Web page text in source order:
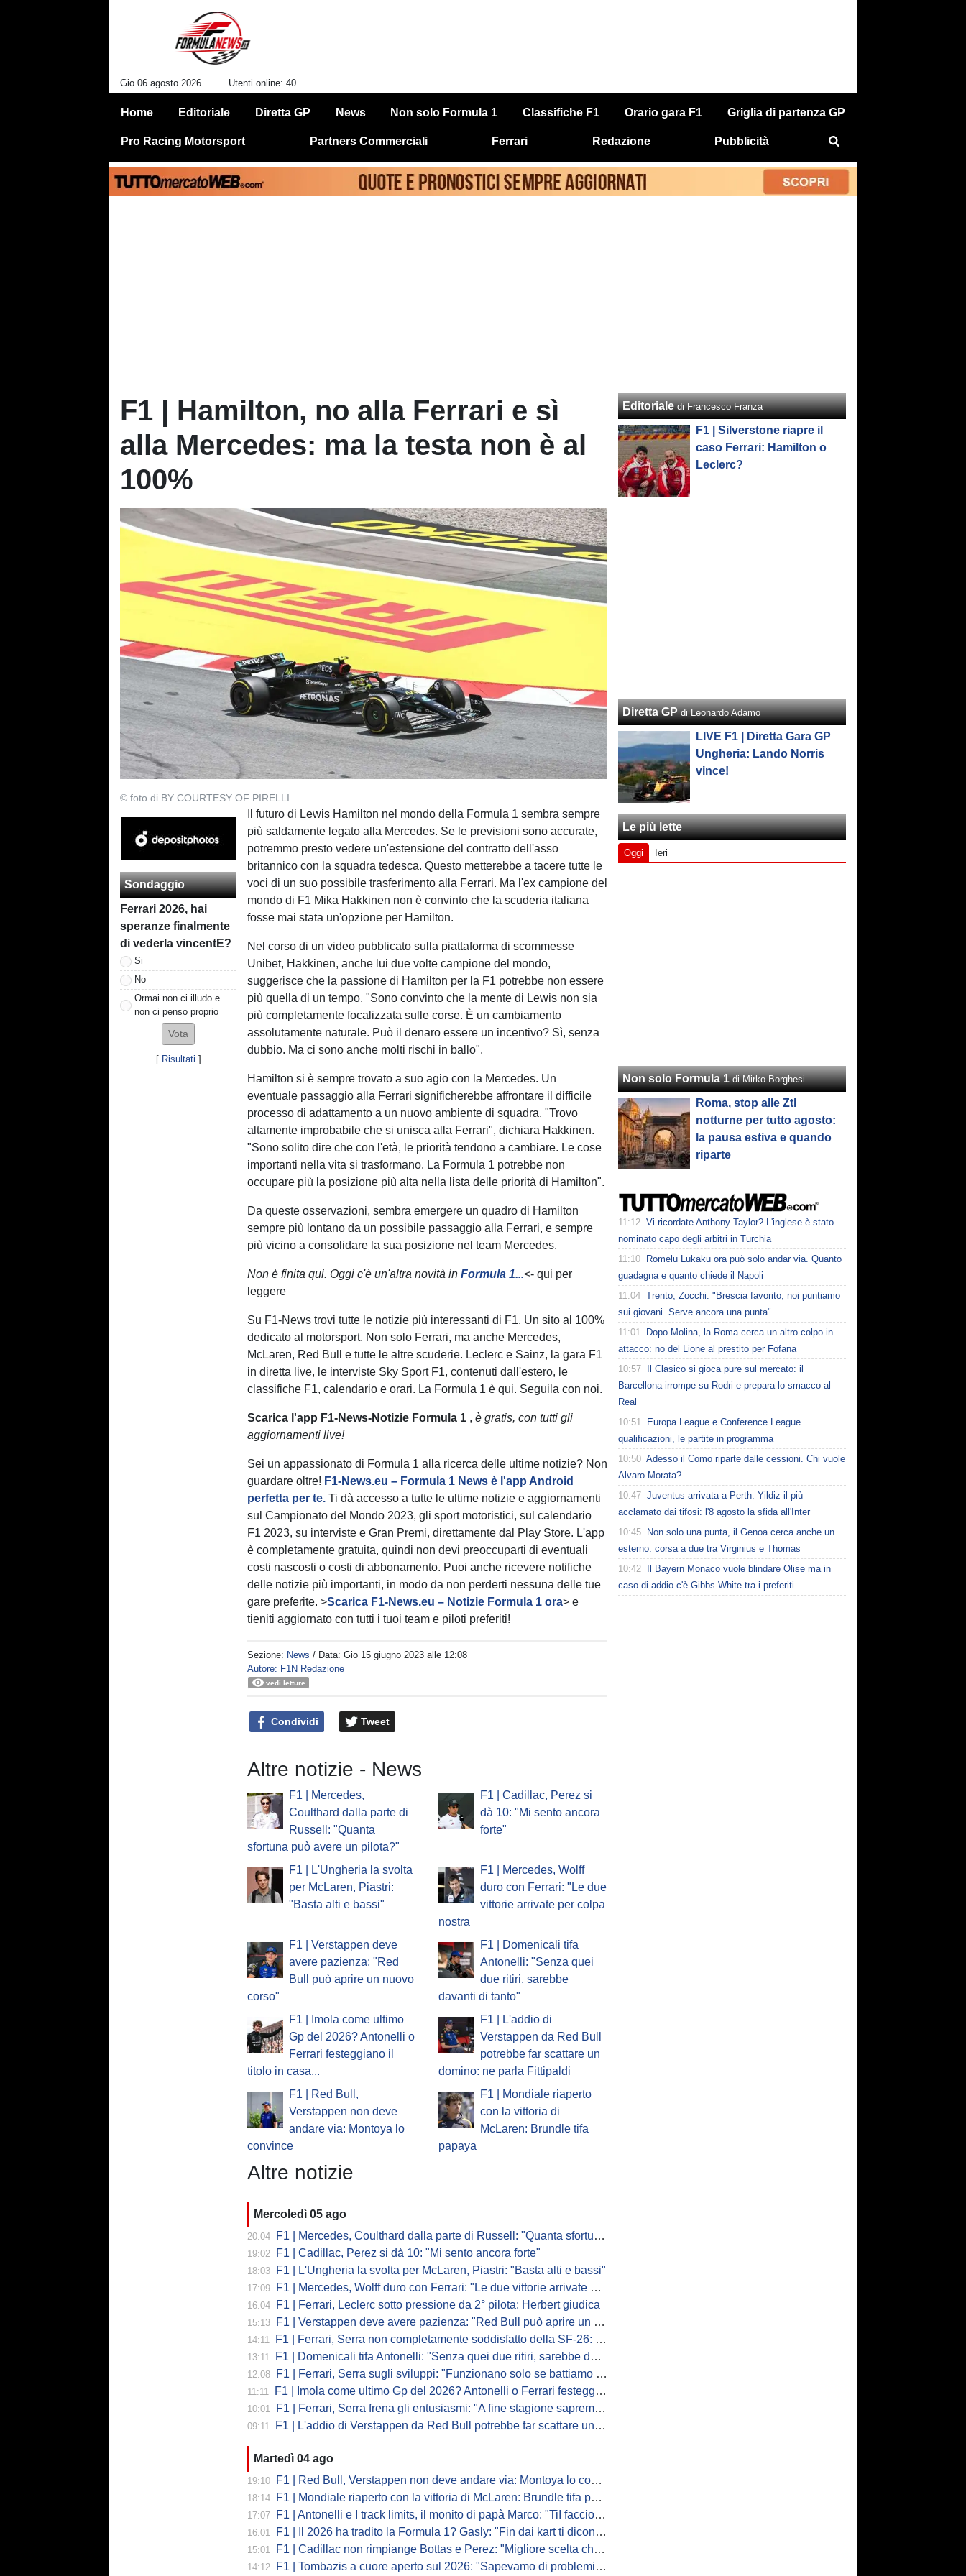
Gio 06 agosto 2026 Utenti online: 40
Home Editoriale Diretta GP News Non solo Formula 1 Classifiche F1 Orario gara F1 Griglia di partenza GP
Pro Racing Motorsport Partners Commerciali Ferrari Redazione Pubblicità
F1 | Hamilton, no alla Ferrari e sì
alla Mercedes: ma la testa non è al
100%
© foto di BY COURTESY OF PIRELLI
Sondaggio
Ferrari 2026, hai
speranze finalmente
di vederla vincentE?
Si
No
Ormai non ci illudo e
non ci penso proprio
[ Risultati ]
Il futuro di Lewis Hamilton nel mondo della Formula 1 sembra sempre
più saldamente legato alla Mercedes. Se le previsioni sono accurate,
potremmo presto vedere un'estensione del contratto dell'asso
britannico con la squadra tedesca. Questo metterebbe a tacere tutte le
voci di un suo possibile trasferimento alla Ferrari. Ma l'ex campione del
mondo di F1 Mika Hakkinen non è convinto che la scuderia italiana
fosse mai stata un'opzione per Hamilton.
Nel corso di un video pubblicato sulla piattaforma di scommesse
Unibet, Hakkinen, anche lui due volte campione del mondo,
suggerisce che la passione di Hamilton per la F1 potrebbe non essere
più quella di un tempo. "Sono convinto che la mente di Lewis non sia
più completamente focalizzata sulle corse. È un cambiamento
assolutamente naturale. Può il denaro essere un incentivo? Sì, senza
dubbio. Ma ci sono anche molti rischi in ballo".
Hamilton si è sempre trovato a suo agio con la Mercedes. Un
eventuale passaggio alla Ferrari significherebbe affrontare il difficile
processo di adattamento a un nuovo ambiente di squadra. "Trovo
altamente improbabile che si unisca alla Ferrari", dichiara Hakkinen.
"Sono solito dire che con l'età, le priorità tendono a cambiare. Le cose
importanti nella vita si trasformano. La Formula 1 potrebbe non
occupare più la posizione più alta nella lista delle priorità di Hamilton".
Da queste osservazioni, sembra emergere un quadro di Hamilton
sempre più lontano da un possibile passaggio alla Ferrari, e sempre
più vicino a consolidare la sua posizione nel team Mercedes.
Non è finita qui. Oggi c'è un'altra novità inFormula 1...<- qui per
leggere
Su F1-News trovi tutte le notizie più interessanti di F1. Un sito al 100%
dedicato al motorsport. Non solo Ferrari, ma anche Mercedes,
McLaren, Red Bull e tutte le altre scuderie. Leclerc e Sainz, la gara F1
in diretta live, le interviste Sky Sport F1, contenuti dall'estero, le
classifiche F1, calendario e orari. La Formula 1 è qui. Seguila con noi.
Scarica l'app F1-News-Notizie Formula 1 ,è gratis, con tutti gli
aggiornamenti live!
Sei un appassionato di Formula 1 alla ricerca delle ultime notizie? Non
guardare oltre! F1-News.eu – Formula 1 News è l'app Android
perfetta per te. Ti dà accesso a tutte le ultime notizie e aggiornamenti
sul Campionato del Mondo 2023, gli sport motoristici, sul calendario
F1 2023, su interviste e Gran Premi, direttamente dal Play Store. L'app
è completamente gratuita, quindi non devi preoccuparti di eventuali
costi nascosti o costi di abbonamento. Puoi anche ricevere notifiche
delle notizie più importanti, in modo da non perderti nessuna delle tue
gare preferite. >Scarica F1-News.eu – Notizie Formula 1 ora> e
tieniti aggiornato con tutti i tuoi team e piloti preferiti!
Sezione: News / Data:Gio 15 giugno 2023 alle 12:08
Autore: F1N Redazione
vedi letture
Condividi Tweet
Altre notizie - News
F1 | Mercedes,
Coulthard dalla parte di
Russell: "Quanta
sfortuna può avere un pilota?"
F1 | Cadillac, Perez si
dà 10: "Mi sento ancora
forte"
F1 | L'Ungheria la svolta
per McLaren, Piastri:
"Basta alti e bassi"
F1 | Mercedes, Wolff
duro con Ferrari: "Le due
vittorie arrivate per colpa
nostra
F1 | Verstappen deve
avere pazienza: "Red
Bull può aprire un nuovo
corso"
F1 | Domenicali tifa
Antonelli: "Senza quei
due ritiri, sarebbe
davanti di tanto"
F1 | Imola come ultimo
Gp del 2026? Antonelli o
Ferrari festeggiano il
titolo in casa...
F1 | L'addio di
Verstappen da Red Bull
potrebbe far scattare un
domino: ne parla Fittipaldi
F1 | Red Bull,
Verstappen non deve
andare via: Montoya lo
convince
F1 | Mondiale riaperto
con la vittoria di
McLaren: Brundle tifa
papaya
Altre notizie
Mercoledì 05 ago
20:04 F1 | Mercedes, Coulthard dalla parte di Russell: "Quanta sfortuna può avere un pilota?"
19:02 F1 | Cadillac, Perez si dà 10: "Mi sento ancora forte"
18:03 F1 | L'Ungheria la svolta per McLaren, Piastri: "Basta alti e bassi"
17:09 F1 | Mercedes, Wolff duro con Ferrari: "Le due vittorie arrivate per colpa nostra
16:04 F1 | Ferrari, Leclerc sotto pressione da 2° pilota: Herbert giudica
15:13 F1 | Verstappen deve avere pazienza: "Red Bull può aprire un nuovo corso"
14:11 F1 | Ferrari, Serra non completamente soddisfatto della SF-26: "Non è solo la mia macchina"
13:11 F1 | Domenicali tifa Antonelli: "Senza quei due ritiri, sarebbe davanti di tanto"
12:08 F1 | Ferrari, Serra sugli sviluppi: "Funzionano solo se battiamo gli altri"
11:11 F1 | Imola come ultimo Gp del 2026? Antonelli o Ferrari festeggiano il titolo in casa...
10:01 F1 | Ferrari, Serra frena gli entusiasmi: "A fine stagione sapremo se SF-26 è forte"
09:11 F1 | L'addio di Verstappen da Red Bull potrebbe far scattare un domino: ne parla Fittipaldi
Martedì 04 ago
19:10 F1 | Red Bull, Verstappen non deve andare via: Montoya lo convince
18:14 F1 | Mondiale riaperto con la vittoria di McLaren: Brundle tifa papaya
17:07 F1 | Antonelli e I track limits, il monito di papà Marco: "TiI faccio fare la fine della gallina"
16:01 F1 | Il 2026 ha tradito la Formula 1? Gasly: "Fin dai kart ti dicono di non alzare il piede dal gas"
15:01 F1 | Cadillac non rimpiange Bottas e Perez: "Migliore scelta che potessimo fare"
14:12 F1 | Tombazis a cuore aperto sul 2026: "Sapevamo di problemi, ma serviva un accordo"
Editoriale di Francesco Franza
F1 | Silverstone riapre il
caso Ferrari: Hamilton o
Leclerc?
Diretta GP di Leonardo Adamo
LIVE F1 | Diretta Gara GP
Ungheria: Lando Norris
vince!
Le più lette
Oggi Ieri
Non solo Formula 1 di Mirko Borghesi
Roma, stop alle Ztl
notturne per tutto agosto:
la pausa estiva e quando
riparte
11:12 Vi ricordate Anthony Taylor? L'inglese è stato
nominato capo degli arbitri in Turchia
11:10
Romelu Lukaku ora può solo andar via. Quanto
guadagna e quanto chiede il Napoli
11:04 Trento, Zocchi: "Brescia favorito, noi puntiamo
sui giovani. Serve ancora una punta"
11:01
Dopo Molina, la Roma cerca un altro colpo in
attacco: no del Lione al prestito per Fofana
10:57
Il Clasico si gioca pure sul mercato: il
Barcellona irrompe su Rodri e prepara lo smacco al
Real
10:51
Europa League e Conference League
qualificazioni, le partite in programma
10:50 Adesso il Como riparte dalle cessioni. Chi vuole
Alvaro Morata?
10:47 Juventus arrivata a Perth. Yildiz il più
acclamato dai tifosi: l'8 agosto la sfida all'Inter
10:45
Non solo una punta, il Genoa cerca anche un
esterno: corsa a due tra Virginius e Thomas
10:42
Il Bayern Monaco vuole blindare Olise ma in
caso di addio c'è Gibbs-White tra i preferiti